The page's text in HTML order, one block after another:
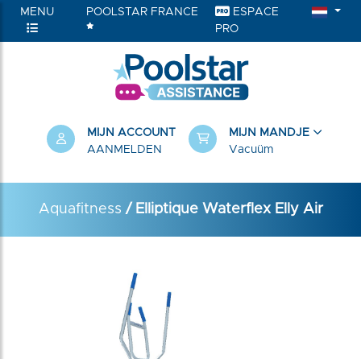
MENU POOLSTAR FRANCE
ESPACE
PRO
MIJN ACCOUNT
AANMELDEN
MIJN MANDJE
Vacuüm
Aquafitness / Elliptique Waterflex Elly Air